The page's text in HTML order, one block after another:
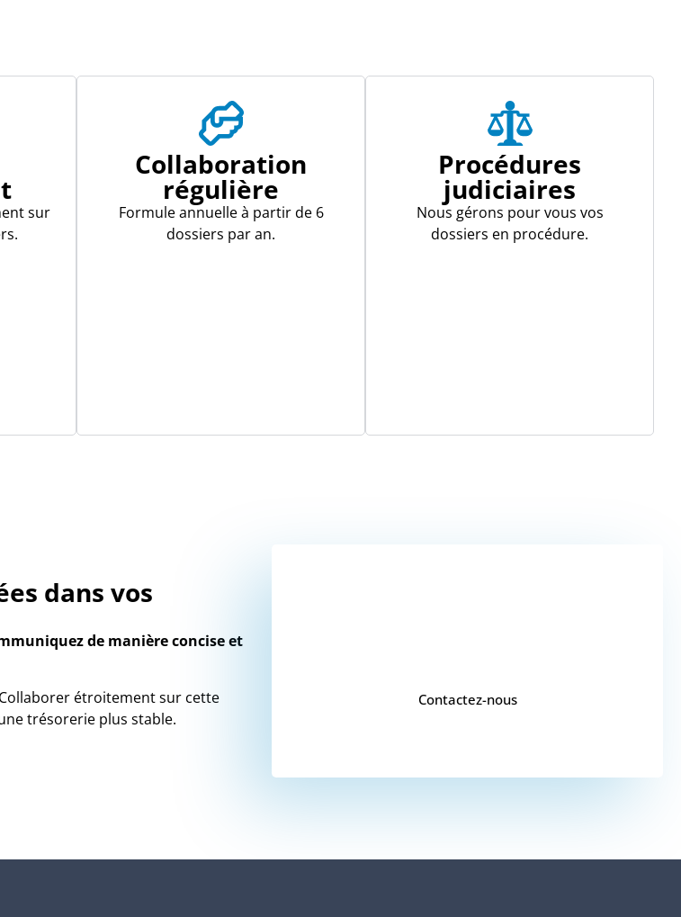
sur
Collaboration
régulière
Formule annuelle à partir de 6
dossiers par an.
Procédures
judiciaires
Nous gérons pour vous vos
dossiers en procédure.
dans vos
de manière concise et
étroitement sur cette
trésorerie plus stable.
Contactez-nous